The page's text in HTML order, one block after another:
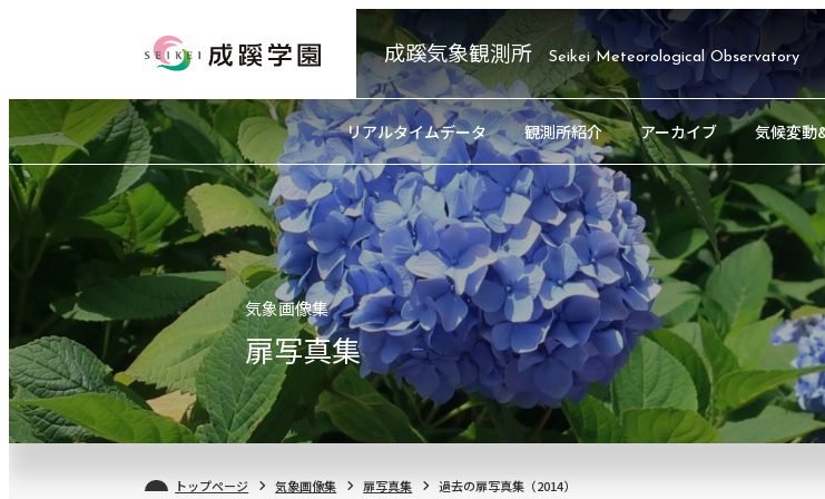
成蹊気象観測所 Seikei Meteorological Observatory
リアルタイムデータ 観測所紹介 アーカイブ 気候変動
気象画像集
扉写真集
トップページ 気象画像集 扉写真集 過去の扉写真集（2014）